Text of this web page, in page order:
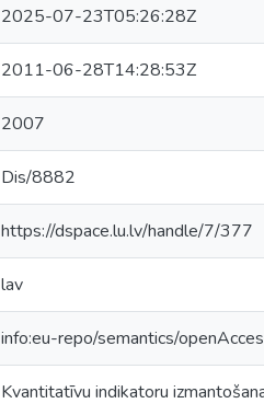
2025-07-23T05:26:28Z
2011-06-28T14:28:53Z
2007
Dis/8882
https://dspace.lu.lv/handle/7/377
lav
info:eu-repo/semantics/
Kvantitatīvu indikatoru